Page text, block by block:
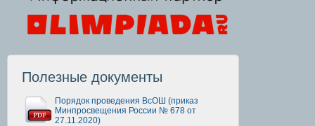
Полезные документы
Порядок проведения ВсОШ (приказ
Минпросвещения России № 678 от
27.11.2020)